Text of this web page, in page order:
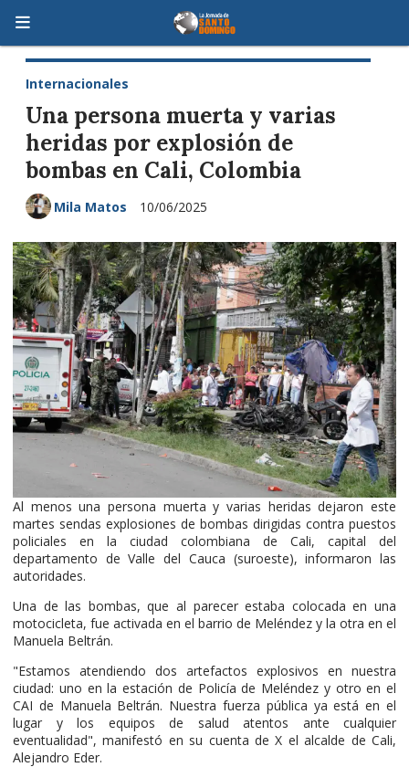
Una persona muerta y varias
heridas por explosión de
bombas en Cali, Colombia
Internacionales
10/06/2025
Mila Matos
Al menos una persona muerta y varias heridas dejaron este
martes sendas explosiones de bombas dirigidas contra puestos
policiales en la ciudad colombiana de Cali, capital del
departamento de Valle del Cauca (suroeste), informaron las
autoridades.
Una de las bombas, que al parecer estaba colocada en una
motocicleta, fue activada en el barrio de Meléndez y la otra en el
Manuela Beltrán.
"Estamos atendiendo dos artefactos explosivos en nuestra
ciudad: uno en la estación de Policía de Meléndez y otro en el
CAI de Manuela Beltrán. Nuestra fuerza pública ya está en el
lugar y los equipos de salud atentos ante cualquier
eventualidad", manifestó en su cuenta de X el alcalde de Cali,
Alejandro Eder.